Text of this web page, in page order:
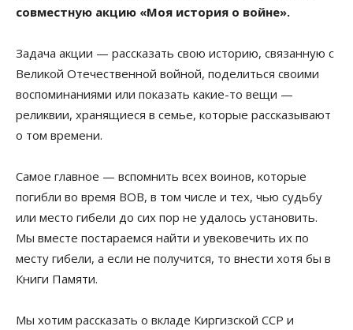
совместную акцию «Моя история о войне».
Задача акции — рассказать свою историю, связанную с
Великой Отечественной войной, поделиться своими
воспоминаниями или показать какие-то вещи —
реликвии, хранящиеся в семье, которые рассказывают
о том времени.
Самое главное — вспомнить всех воинов, которые
погибли во время ВОВ, в том числе и тех, чью судьбу
или место гибели до сих пор не удалось установить.
Мы вместе постараемся найти и увековечить их по
месту гибели, а если не получится, то внести хотя бы в
Книги Памяти.
Мы хотим рассказать о вкладе Киргизской ССР и